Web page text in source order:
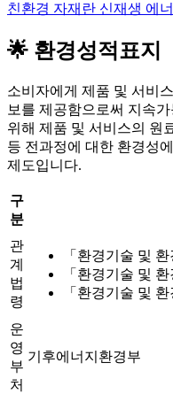
친환경 자재란 신재생 에
🌟 환경성적표지
소비자에게 제품 및 서비
보를 제공함으로써 지속가
위해 제품 및 서비스의 원
등 전과정에 대한 환경성
제도입니다.
구
분
관
계
법
령
「환경기술 및
「환경기술 및
「환경기술 및
운
영
부
처
기후에너지환경부